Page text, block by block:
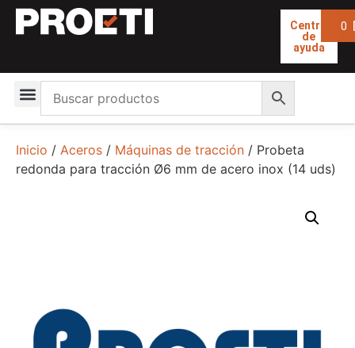
Centro
de
ayuda
0
Inicio / Aceros / Máquinas de tracción / Probeta
redonda para tracción Ø6 mm de acero inox (14 uds)